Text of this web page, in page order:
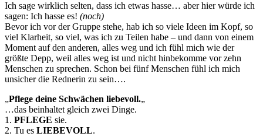
Ich sage wirklich selten, dass ich etwas hasse… aber hier würde ich
sagen: Ich hasse es! (noch)
Bevor ich vor der Gruppe stehe, hab ich so viele Ideen im Kopf, so
viel Klarheit, so viel, was ich zu Teilen habe – und dann von einem
Moment auf den anderen, alles weg und ich fühl mich wie der
größte Depp, weil alles weg ist und nicht hinbekomme vor zehn
Menschen zu sprechen. Schon bei fünf Menschen fühl ich mich
unsicher die Rednerin zu sein….
„Pflege deine Schwächen liebevoll.„
…das beinhaltet gleich zwei Dinge.
1. PFLEGE sie.
2. Tu es LIEBEVOLL.